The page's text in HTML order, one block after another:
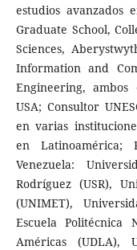
estudios avanzados
Graduate School,
Sciences,
Information and
Engineering,
USA; Consultor
en varias
en Latinoamérica;
Venezuela:
Rodríguez (USR),
(UNIMET),
Escuela Politécnica
Américas (UDLA),